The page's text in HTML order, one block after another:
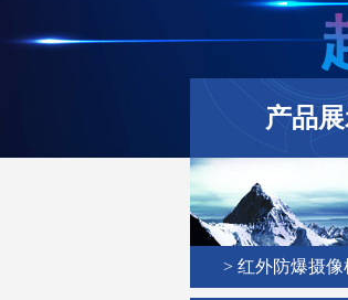
产品
> 红外防爆摄像